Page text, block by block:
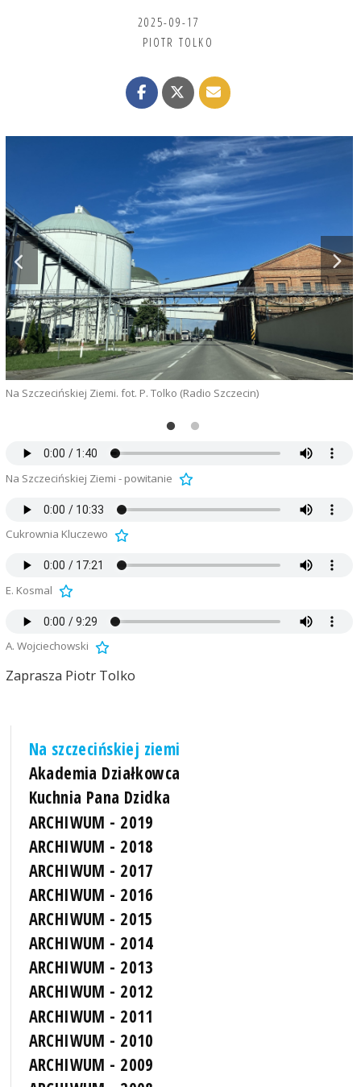
2025-09-17
PIOTR TOLKO
Na Szczecińskiej Ziemi. fot. P. Tolko (Radio Szczecin)
Na Szczecińskiej Ziemi - powitanie
Cukrownia Kluczewo
E. Kosmal
A. Wojciechowski
Zaprasza Piotr Tolko
Na szczecińskiej ziemi
Akademia Działkowca
Kuchnia Pana Dzidka
ARCHIWUM - 2019
ARCHIWUM - 2018
ARCHIWUM - 2017
ARCHIWUM - 2016
ARCHIWUM - 2015
ARCHIWUM - 2014
ARCHIWUM - 2013
ARCHIWUM - 2012
ARCHIWUM - 2011
ARCHIWUM - 2010
ARCHIWUM - 2009